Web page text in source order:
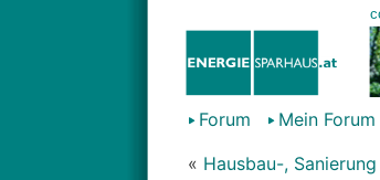
Forum Mein Forum
« Hausbau-, Sanierung